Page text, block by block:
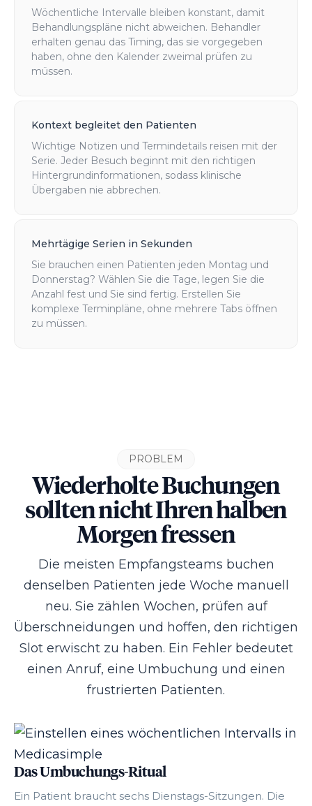
Wöchentliche Intervalle bleiben konstant, damit
Behandlungspläne nicht abweichen. Behandler
erhalten genau das Timing, das sie vorgegeben
haben, ohne den Kalender zweimal prüfen zu
müssen.
Kontext begleitet den Patienten
Wichtige Notizen und Termindetails reisen mit der
Serie. Jeder Besuch beginnt mit den richtigen
Hintergrundinformationen, sodass klinische
Übergaben nie abbrechen.
Mehrtägige Serien in Sekunden
Sie brauchen einen Patienten jeden Montag und
Donnerstag? Wählen Sie die Tage, legen Sie die
Anzahl fest und Sie sind fertig. Erstellen Sie
komplexe Terminpläne, ohne mehrere Tabs öffnen
zu müssen.
PROBLEM
Wiederholte Buchungen
sollten nicht Ihren halben
Morgen fressen
Die meisten Empfangsteams buchen
denselben Patienten jede Woche manuell
neu. Sie zählen Wochen, prüfen auf
Überschneidungen und hoffen, den richtigen
Slot erwischt zu haben. Ein Fehler bedeutet
einen Anruf, eine Umbuchung und einen
frustrierten Patienten.
Das Umbuchungs-Ritual
Ein Patient braucht sechs Dienstags-Sitzungen. Die